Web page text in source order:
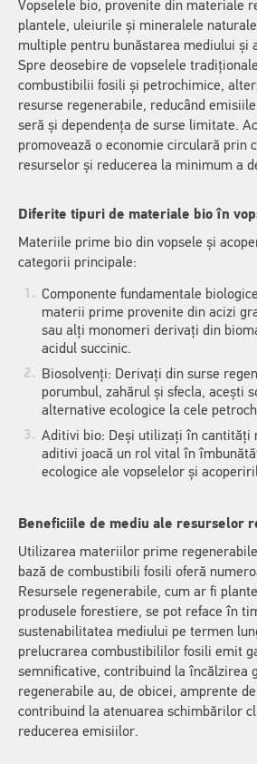
Vopselele bio, provenite din materiale
plantele, uleiurile și mineralele
multiple pentru bunăstarea mediului și
Spre deosebire de vopselele
combustibilii fosili și petrochimice,
resurse regenerabile, reducând
seră și dependența de surse limitate.
promovează o economie circulară prin
resurselor și reducerea la minimum a
Diferite tipuri de materiale bio în
Materiile prime bio din vopsele și
categorii principale:
Componente fundamentale
materii prime provenite din acizi
sau alți monomeri derivați din
acidul succinic.
Biosolvenți: Derivați din surse
porumbul, zahărul și sfecla, acești
alternative ecologice la cele
Aditivi bio: Deși utilizați în cantități
aditivi joacă un rol vital în
ecologice ale vopselelor și
Beneficiile de mediu ale resurselor
Utilizarea materiilor prime
bază de combustibili fosili oferă
Resursele regenerabile, cum ar fi
produsele forestiere, se pot reface în
sustenabilitatea mediului pe termen
prelucrarea combustibililor fosili emit
semnificative, contribuind la încălzirea
regenerabile au, de obicei, amprente
contribuind la atenuarea schimbărilor
reducerea emisiilor.